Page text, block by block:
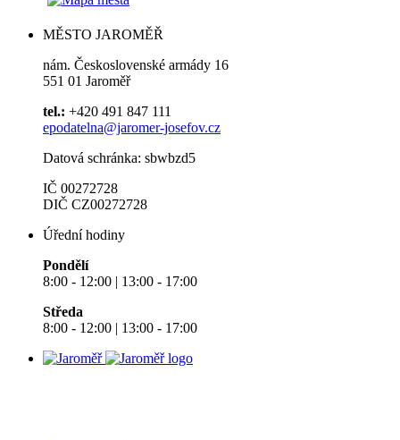
MĚSTO JAROMĚŘ
nám. Československé armády 16
551 01 Jaroměř
tel.: +420 491 847 111
epodatelna@jaromer-josefov.cz
Datová schránka: sbwbzd5
IČ 00272728
DIČ CZ00272728
Úřední hodiny
Pondělí
8:00 - 12:00 | 13:00 - 17:00
Středa
8:00 - 12:00 | 13:00 - 17:00